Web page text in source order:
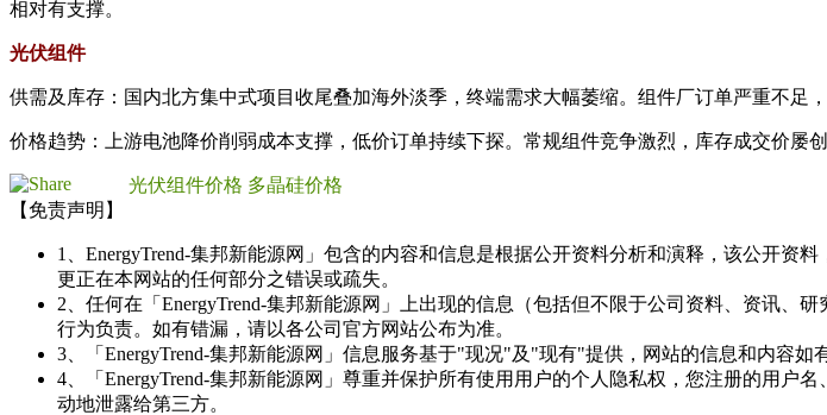
相对有支撑。
光伏组件
供需及库存：国内北方集中式项目收尾叠加海外淡季，终端需求大幅萎缩。组件厂订单严重不足
价格趋势：上游电池降价削弱成本支撑，低价订单持续下探。常规组件竞争激烈，库存成交价屡
光伏组件价格 多晶硅价格
【免责声明】
1、EnergyTrend-集邦新能源网」包含的内容和信息是根据公开资料分析和演释，该公开
更正在本网站的任何部分之错误或疏失。
2、任何在「EnergyTrend-集邦新能源网」上出现的信息（包括但不限于公司资料、资讯
行为负责。如有错漏，请以各公司官方网站公布为准。
3、「EnergyTrend-集邦新能源网」信息服务基于"现况"及"现有"提供，网站的信息和内容如
4、「EnergyTrend-集邦新能源网」尊重并保护所有使用用户的个人隐私权，您注册的用
动地泄露给第三方。